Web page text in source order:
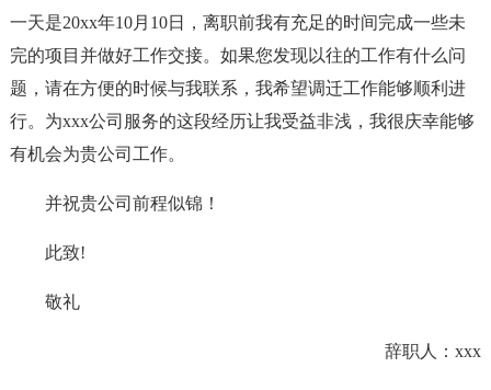
一天是20xx年10月10日，离职前我有充足的时间完成一些未
完的项目并做好工作交接。如果您发现以往的工作有什么问
题，请在方便的时候与我联系，我希望调迁工作能够顺利进
行。为xxx公司服务的这段经历让我受益非浅，我很庆幸能够
有机会为贵公司工作。
并祝贵公司前程似锦！
此致!
敬礼
辞职人：xxx